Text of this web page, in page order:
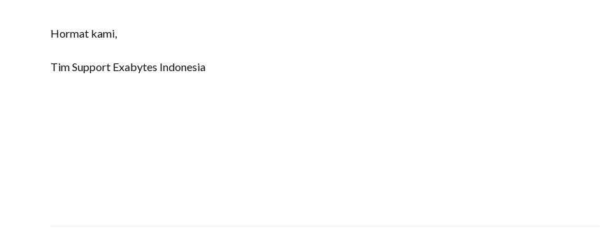
Hormat kami,
Tim Support Exabytes Indonesia